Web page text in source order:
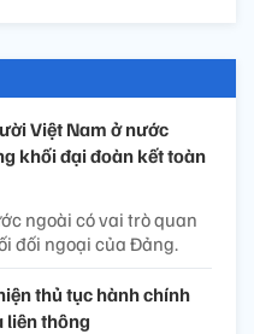
Việt Nam ở nước
khối đại đoàn kết toàn
ngoài có vai trò quan
đối ngoại của Đảng.
thủ tục hành chính
liên thông